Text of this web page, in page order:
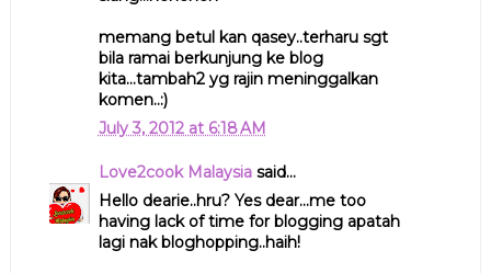
memang betul kan qasey..terharu sgt
bila ramai berkunjung ke blog
kita...tambah2 yg rajin meninggalkan
komen..:)
July 3, 2012 at 6:18 AM
Love2cook Malaysiasaid...
Hello dearie..hru? Yes dear...me too
having lack of time for blogging apatah
lagi nak bloghopping..haih!